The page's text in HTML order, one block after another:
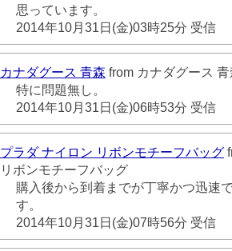
思っています。
2014年10月31日(金)03時25分 受信
カナダグース 青森 from カナダグース
特に問題無し。
2014年10月31日(金)06時53分 受信
プラダ ナイロン リボンモチーフバッグ
リボンモチーフバッグ
購入後から到着までが丁寧かつ迅速
す。
2014年10月31日(金)07時56分 受信